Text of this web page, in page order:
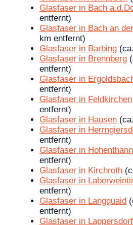
Glasfaser in Bach
entfernt)
Glasfaser in Bach an
km entfernt)
Glasfaser in Barbing
Glasfaser in Brennberg
entfernt)
Glasfaser in
entfernt)
Glasfaser in Feldkirchen
entfernt)
Glasfaser in Hausen
Glasfaser in
entfernt)
Glasfaser in Hohenthann
entfernt)
Glasfaser in Kirchroth
Glasfaser in
entfernt)
Glasfaser in Langquaid
entfernt)
Glasfaser in Lappersdorf